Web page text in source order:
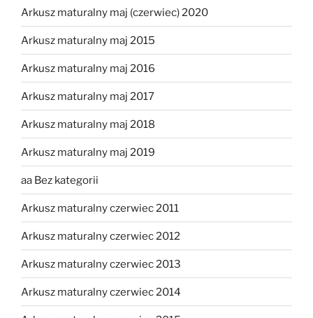
Arkusz maturalny maj (czerwiec) 2020
Arkusz maturalny maj 2015
Arkusz maturalny maj 2016
Arkusz maturalny maj 2017
Arkusz maturalny maj 2018
Arkusz maturalny maj 2019
aa Bez kategorii
Arkusz maturalny czerwiec 2011
Arkusz maturalny czerwiec 2012
Arkusz maturalny czerwiec 2013
Arkusz maturalny czerwiec 2014